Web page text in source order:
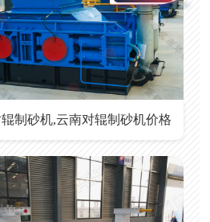
制砂机,云南对辊制砂机价格